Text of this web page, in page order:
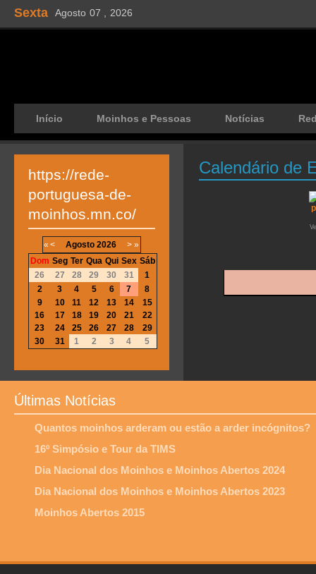
Sexta Agosto 07 , 2026
Início Moinhos e Pessoas Notícias
Calendário de
https://rede-
portuguesa-de-
moinhos.mn.co/
« < Agosto 2026 > »
Dom Seg Ter Qua Qui Sex Sáb
26
27 28 29 30 31
1
2
3 4 5 6 7
8
9
10 11 12 13 14
15
16
17 18 19 20 21
22
23
24 25 26 27 28
29
30
31 1 2 3 4 5
Últimas Notícias
Quantos moinhos arderam ou estão a arder incógnitos?
16º Simpósio e Tour da TIMS
Dia Nacional dos Moinhos e Moinhos Abertos 2024
Dia Nacional dos Moinhos e Moinhos Abertos 2023
Moinhos Abertos 2015